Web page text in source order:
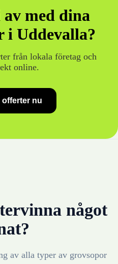
med dina
i Uddevalla?
från lokala företag och
online.
offerter nu
något
av alla typer av grovsopor